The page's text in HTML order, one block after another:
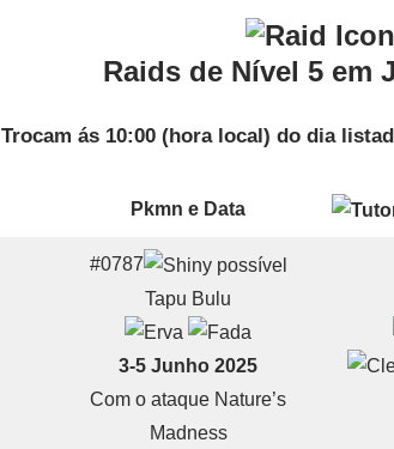
Raids de Nível 5 em
Trocam ás 10:00 (hora local) do dia
Pkmn e Data
#0787
Tapu Bulu
3-5 Junho 2025
Com o ataque Nature’s
Madness